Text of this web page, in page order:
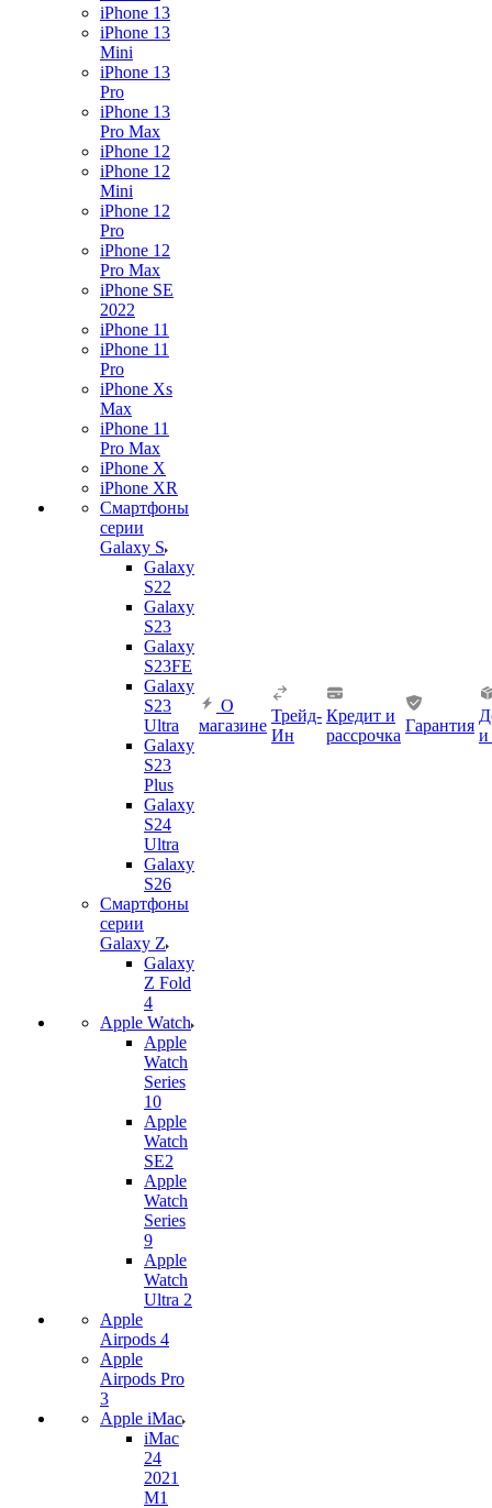
iPhone 13
iPhone 13
Mini
iPhone 13
Pro
iPhone 13
Pro Max
iPhone 12
iPhone 12
Mini
iPhone 12
Pro
iPhone 12
Pro Max
iPhone SE
2022
iPhone 11
iPhone 11
Pro
iPhone Xs
Max
iPhone 11
Pro Max
iPhone X
iPhone XR
Смартфоны
серии
Galaxy S
Galaxy
S22
Galaxy
S23
Galaxy
S23FE
Galaxy
S23
Ultra
Galaxy
S23
Plus
Galaxy
S24
Ultra
Galaxy
S26
Смартфоны
серии
Galaxy Z
Galaxy
Z Fold
4
Apple Watch
Apple
Watch
Series
10
Apple
Watch
SE2
Apple
Watch
Series
9
Apple
Watch
Ultra 2
Apple
Airpods 4
Apple
Airpods Pro
3
Apple iMac
iMac
24
2021
M1
О
магазине
Трейд-
Ин
Кредит и
рассрочка
Гарантия
и